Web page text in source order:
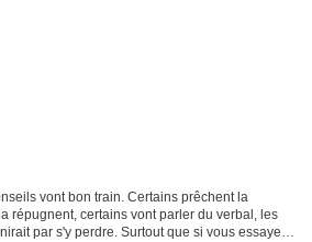
vont bon train. Certains prêchent la
répugnent, certains vont parler du verbal, les
par s'y perdre. Surtout que si vous essayez